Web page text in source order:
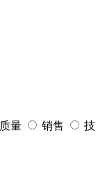
质量 销售
技